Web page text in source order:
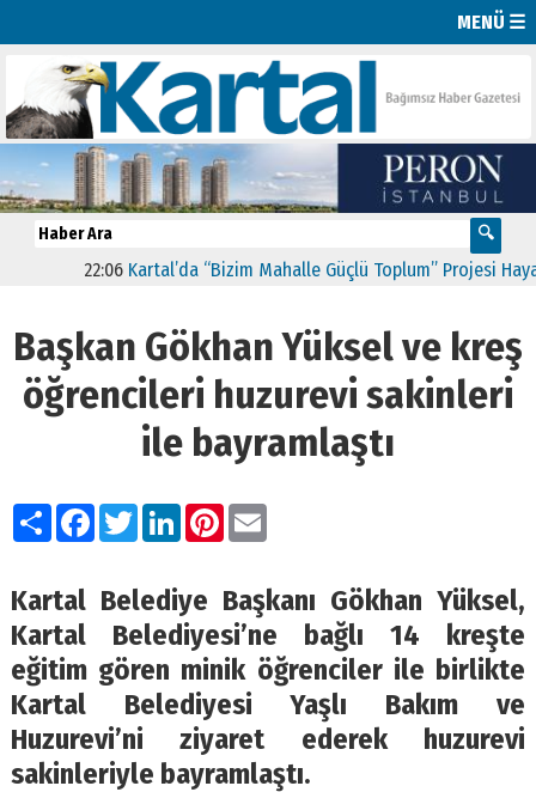
MENÜ ☰
22:06 Kartal’da “Bizim Mahalle Güçlü Toplum” Projesi Hayata
Başkan Gökhan Yüksel ve kreş
öğrencileri huzurevi sakinleri
ile bayramlaştı
PaylaşFacebook
TwitterLinkedIn
Pinterest
Email
Kartal Belediye Başkanı Gökhan Yüksel,
Kartal Belediyesi’ne bağlı 14 kreşte
eğitim gören minik öğrenciler ile birlikte
Kartal Belediyesi Yaşlı Bakım ve
Huzurevi’ni ziyaret ederek huzurevi
sakinleriyle bayramlaştı.